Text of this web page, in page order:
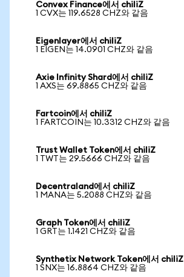
Convex Finance에서 chiliZ
1 CVX는 119.6528 CHZ와 같음
Eigenlayer에서 chiliZ
1 EIGEN는 14.0901 CHZ와 같음
Axie Infinity Shard에서 chiliZ
1 AXS는 69.8865 CHZ와 같음
Fartcoin에서 chiliZ
1 FARTCOIN는 10.3312 CHZ와 같음
Trust Wallet Token에서 chiliZ
1 TWT는 29.5666 CHZ와 같음
Decentraland에서 chiliZ
1 MANA는 5.2088 CHZ와 같음
Graph Token에서 chiliZ
1 GRT는 1.1421 CHZ와 같음
Synthetix Network Token에서 chiliZ
1 SNX는 16.8864 CHZ와 같음